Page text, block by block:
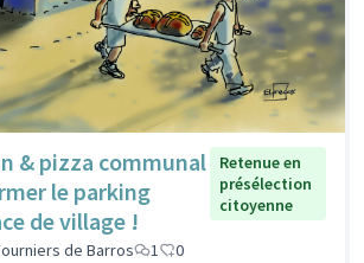
& pizza communal
le parking
de village !
Retenue en
présélection
citoyenne
de Barros 1 0